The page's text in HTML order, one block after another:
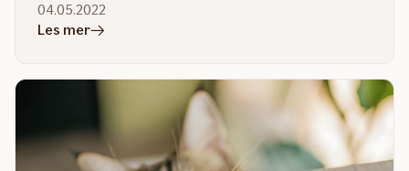
04.05.2022
Les meri
eller
hunnkatt: